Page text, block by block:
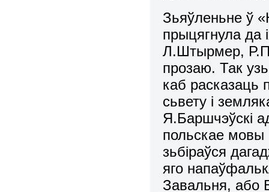
Зьяўленьне ў
прыцягнула да
Л.Штырмер,
прозаю. Так
каб
сьвету і
Я.Баршчэўскі
польскае мовы
зьбіраўся
яго
Завальня, або